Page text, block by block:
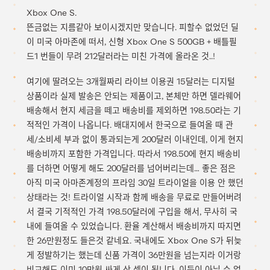
Xbox One S.
뜬금없는 지름같아 보이시겠지만 맞습니다. 피할수 없었던 딜
이 미국 아마존에 떠서, 신형 Xbox One S 500GB + 배틀필
드1 번들이 무려 212달러라는 미친 가격에 올라온 것..!
여기에 딸려오는 3개월짜리 라이브 이용권 15달러는 디지털
상품이라 실제 발송은 안되는 제품이고, 본체만 하면 델라웨어
배송해서 현지 세금을 떼고 배송비를 제외하면 198.50라는 기
적적인 가격이 나옵니다. 배대지에서 한국으로 들여올 때 관
세/소비세 부과 없이 통과되는게 200달러 이내인데, 이게 현지
배송비까지 포함한 가격입니다. 따라서 198.50에 현지 배송비
를 더하면 어떻게 해도 200달러를 넘어버리는데… 좋은 점은
아직 미국 아마존계정의 프라임 30일 트라이얼을 이용 안 했던
상태라는 것! 트라이얼 시작과 함께 배송을 무료로 만들어버려
서 결국 기적적인 가격 198.50달러에 구입을 해서, 무사히 국
내에 들여올 수 있었습니다. 환율 계산해서 배송비까지 따지면
한 26만원정도 들은것 같네요. 국내에도 Xbox One S가 뒤늦
게 정발하기는 했는데 신품 가격이 36만원을 넘는지라 이거랑